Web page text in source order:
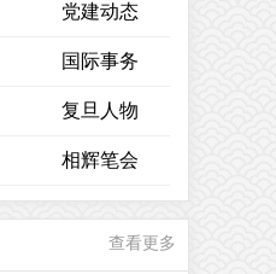
党建动态
国际事务
复旦人物
相辉笔会
查看更多